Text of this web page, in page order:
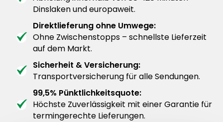
Dinslaken und europaweit.
Direktlieferung ohne Umwege:
Ohne Zwischenstopps – schnellste Lieferzeit
auf dem Markt.
Sicherheit & Versicherung:
Transportversicherung für alle Sendungen.
99,5% Pünktlichkeitsquote:
Höchste Zuverlässigkeit mit einer Garantie für
termingerechte Lieferungen.